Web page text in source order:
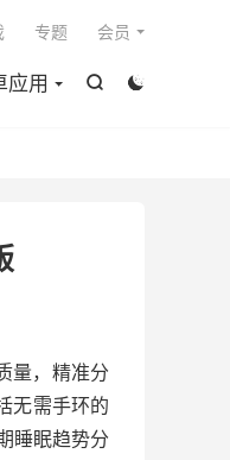


应用
专题 会员
量，精准分
无需手环的
睡眠趋势分